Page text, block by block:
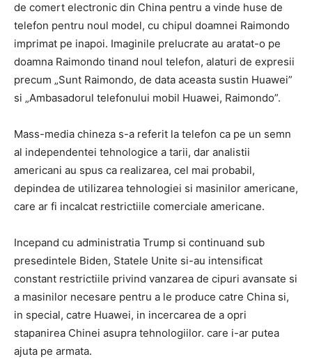
de comert electronic din China pentru a vinde huse de
telefon pentru noul model, cu chipul doamnei Raimondo
imprimat pe inapoi. Imaginile prelucrate au aratat-o ​​pe
doamna Raimondo tinand noul telefon, alaturi de expresii
precum „Sunt Raimondo, de data aceasta sustin Huawei”
si „Ambasadorul telefonului mobil Huawei, Raimondo”.
Mass-media chineza s-a referit la telefon ca pe un semn
al independentei tehnologice a tarii, dar analistii
americani au spus ca realizarea, cel mai probabil,
depindea de utilizarea tehnologiei si masinilor americane,
care ar fi incalcat restrictiile comerciale americane.
Incepand cu administratia Trump si continuand sub
presedintele Biden, Statele Unite si-au intensificat
constant restrictiile privind vanzarea de cipuri avansate si
a masinilor necesare pentru a le produce catre China si,
in special, catre Huawei, in incercarea de a opri
stapanirea Chinei asupra tehnologiilor. care i-ar putea
ajuta pe armata.